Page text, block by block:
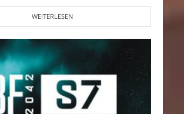
WEITERLESEN